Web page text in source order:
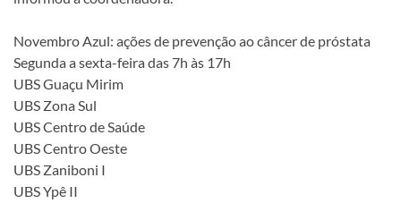
Novembro Azul: ações de prevenção ao câncer de próstata
Segunda a sexta-feira das 7h às 17h
UBS Guaçu Mirim
UBS Zona Sul
UBS Centro de Saúde
UBS Centro Oeste
UBS Zaniboni I
UBS Ypê II